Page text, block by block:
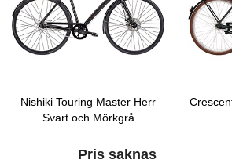
Nishiki Touring Master Herr
Svart och Mörkgrå
Pris saknas